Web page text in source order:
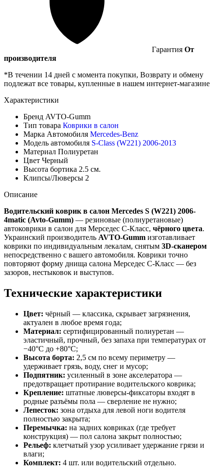
Гарантия От
производителя
*В течении 14 дней с момента покупки, Возврату и обмену
подлежат все товары, купленные в нашем интернет-магазине
Характеристики
Бренд AVTO-Gumm
Тип товара Коврики в салон
Марка Автомобиля Mercedes-Benz
Модель автомобиля S-Class (W221) 2006-2013
Материал Полиуретан
Цвет Черный
Высота бортика 2.5 см.
Клипсы/Люверсы 2
Описание
Водительский коврик в салон Mercedes S (W221) 2006-
4matic (Avto-Gumm) — резиновые (полиуретановые)
автоковрики в салон для Мерседес С-Класс, чёрного цвета.
Украинский производитель AVTO-Gumm изготавливает
коврики по индивидуальным лекалам, снятым 3D-сканером
непосредственно с вашего автомобиля. Коврики точно
повторяют форму днища салона Мерседес С-Класс — без
зазоров, нестыковок и выступов.
Технические характеристики
Цвет: чёрный — классика, скрывает загрязнения,
актуален в любое время года;
Материал: сертифицированный полиуретан —
эластичный, прочный, без запаха при температурах от
−40°C до +80°C;
Высота борта: 2,5 см по всему периметру —
удерживает грязь, воду, снег и мусор;
Подпятник: усиленный в зоне акселератора —
предотвращает протирание водительского коврика;
Крепление: штатные люверсы-фиксаторы входят в
родные разъёмы пола — сверление не нужно;
Лепесток: зона отдыха для левой ноги водителя
полностью закрыта;
Перемычка: на задних ковриках (где требует
конструкция) — пол салона закрыт полностью;
Рельеф: клетчатый узор усиливает удержание грязи и
влаги;
Комплект: 4 шт. или водительский отдельно.